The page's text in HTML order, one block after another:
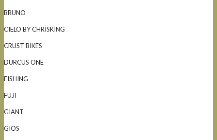
BRUNO
CIELO BY CHRISKING
CRUST BIKES
DURCUS ONE
FISHING
FUJI
GIANT
GIOS